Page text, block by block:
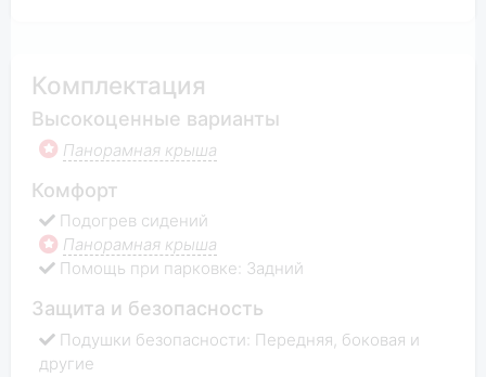
Комплектация
Высокоценные варианты
Панорамная крыша
Комфорт
Подогрев сидений
Панорамная крыша
Помощь при парковке: Задний
Защита и безопасность
Подушки безопасности: Передняя, боковая и
другие